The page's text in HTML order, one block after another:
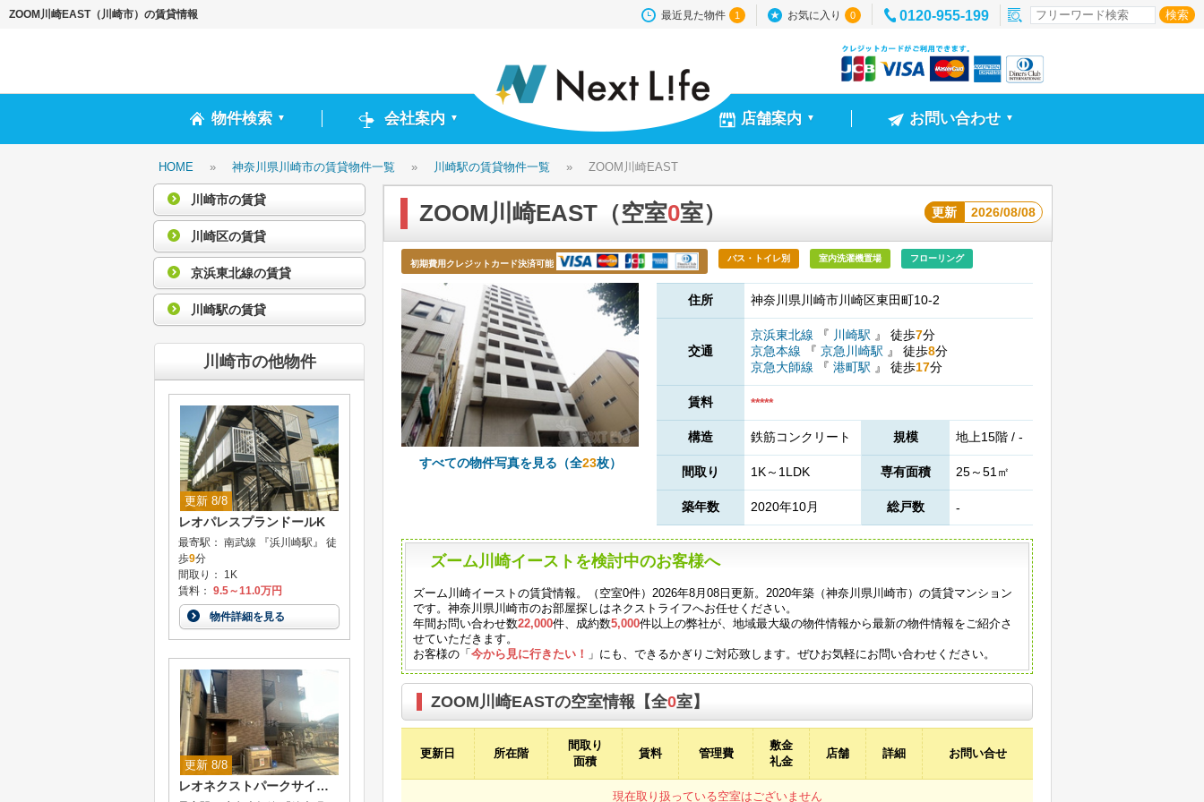
ZOOM川崎EAST（川崎市）の賃貸情報 最近見た物件 1 お気に入り 0 0120-955-199
物件検索 ▼ 会社案内 ▼ 店舗案内 ▼ お問い合わせ ▼
HOME » 神奈川県川崎市の賃貸物件一覧 » 川崎駅の賃貸物件一覧 » ZOOM川崎EAST
ZOOM川崎EAST（空室0室） 更新 2026/08/08
初期費用クレジットカード決済可能
バス・トイレ別 室内洗濯機置場 フローリング
すべての物件写真を見る（全23枚）
住所 神奈川県川崎市川崎区東田町10-2
交通
京浜東北線 『 川崎駅 』 徒歩7分
京急本線
『 京急川崎駅 』 徒歩8分
京急大師線
『 港町駅 』 徒歩17分
賃料 *****
構造 鉄筋コンクリート 規模 地上15階 / -
間取り 1K～1LDK 専有面積 25～51㎡
築年数 2020年10月 総戸数 -
ズーム川崎イーストを検討中のお客様へ
ズーム川崎イーストの賃貸情報。（空室0件）2026年8月08日更新。2020年築（神奈川県川崎市）の賃貸マンション
です。神奈川県川崎市のお部屋探しはネクストライフへお任せください。
年間お問い合わせ数22,000件、成約数5,000件以上の弊社が、地域最大級の物件情報から最新の物件情報をご紹介さ
せていただきます。
お客様の「今から見に行きたい！ 」にも、できるかぎりご対応致します。ぜひお気軽にお問い合わせください。
ZOOM川崎EASTの空室情報【全0室】
更新日 所在階
間取り
面積
賃料 管理費
敷金
礼金
店舗 詳細 お問い合せ
現在取り扱っている空室はございません
川崎市の賃貸
川崎区の賃貸
京浜東北線の賃貸
川崎駅の賃貸
川崎市の他物件
更新 8/8
レオパレスプランドールK
最寄駅： 南武線 『浜川崎駅』 徒
歩9分
間取り： 1K
賃料： 9.5～11.0万円
物件詳細を見る
更新 8/8
レオネクストパークサイド伊勢町